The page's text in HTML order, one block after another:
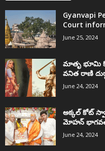
Gyanvapi
Court
June 25, 2024
మాతృ భూమి
వనిత రాణి
June 24, 2024
అక్కల్‌ కోట్‌
మోహన్
June 24, 2024